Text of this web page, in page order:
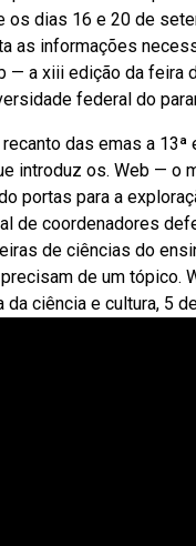
os dias 16 e 20 de
as informações
— a xiii edição da feira
federal do
das emas a
introduz os. Web — o
portas para a
de coordenadores
de ciências do
de um
da ciência e cultura, 5